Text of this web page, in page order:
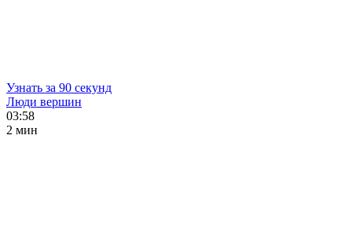
Узнать за 90 секунд
Люди вершин
03:58
2 мин